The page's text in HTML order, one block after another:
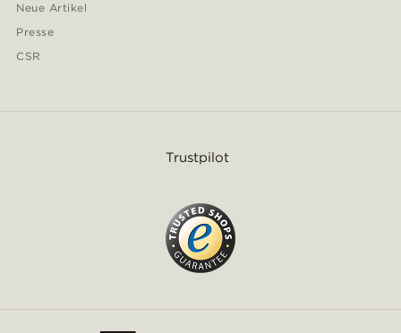
Neue Artikel
Presse
CSR
Trustpilot